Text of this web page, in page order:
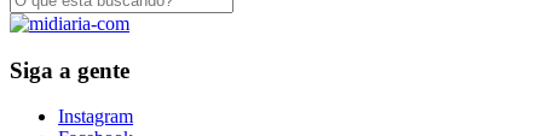
Siga a gente
Instagram